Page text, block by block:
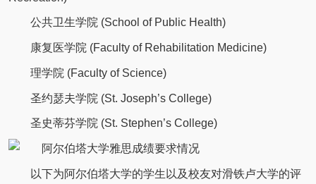
公共卫生学院 (School of Public Health)
康复医学院 (Faculty of Rehabilitation Medicine)
理学院 (Faculty of Science)
圣约瑟夫学院 (St. Joseph’s College)
圣史蒂芬学院 (St. Stephen’s College)
以下为阿尔伯塔大学的学生以及校友对滑铁卢大学的评